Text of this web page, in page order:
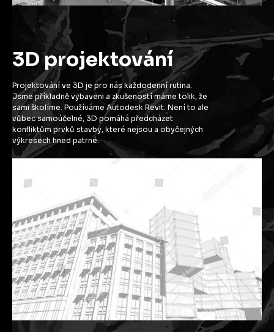
3D projektování
Projektování ve 3D je pro nás každodenní rutina.
Jsme příkladně vybaveni a zkušeností máme tolik, že
sami školíme. Používáme Autodesk Revit. Není to ale
vůbec samoúčelné, 3D pomáhá předcházet
konfliktům prvků stavby, které nejsou a obyčejných
výkresech hned patrné.